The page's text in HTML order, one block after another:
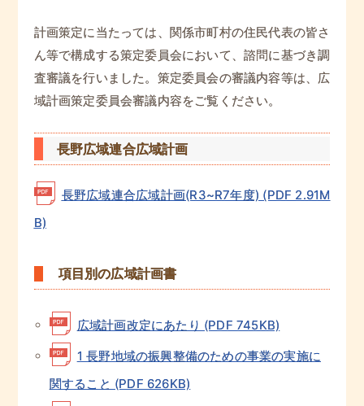
計画策定に当たっては、関係市町村の住民代表の皆さ
ん等で構成する策定委員会において、諮問に基づき調
査審議を行いました。策定委員会の審議内容等は、広
域計画策定委員会審議内容をご覧ください。
長野広域連合広域計画
長野広域連合広域計画(R3~R7年度) (PDF 2.91M
B)
項目別の広域計画書
広域計画改定にあたり (PDF 745KB)
1 長野地域の振興整備のための事業の実施に
関すること (PDF 626KB)